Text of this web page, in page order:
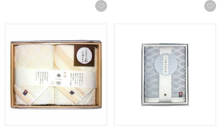
お気に入りに登録する